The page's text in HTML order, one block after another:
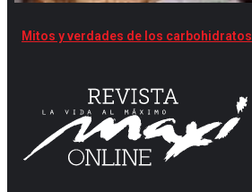
Mitos y verdades de los carbohidratos